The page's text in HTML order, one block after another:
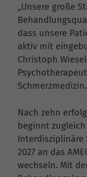
„Unsere große
dass unsere
aktiv mit
Christoph
Schmerzmedizin.
Nach zehn
beginnt
Interdisziplinäre
2027 an das
wechseln. Mit